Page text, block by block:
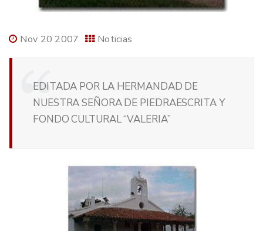
Nov 20 2007 Noticias
EDITADA POR LA HERMANDAD DE
NUESTRA SEÑORA DE PIEDRAESCRITA Y
FONDO CULTURAL “VALERIA”